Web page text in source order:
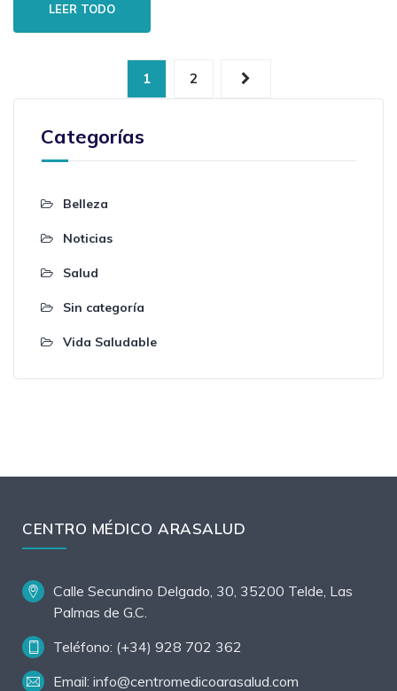
LEER TODO
1 2
Categorías
Belleza
Noticias
Salud
Sin categoría
Vida Saludable
CENTRO MÉDICO ARASALUD
Calle Secundino Delgado, 30, 35200 Telde, Las
Palmas de G.C.
Teléfono: (+34) 928 702 362
Email: info@centromedicoarasalud.com